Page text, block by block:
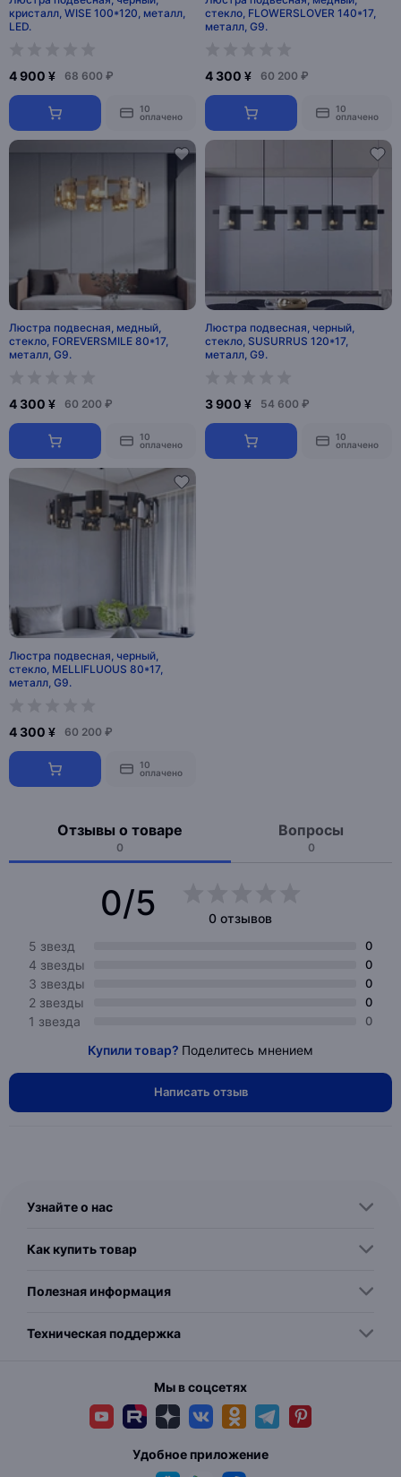
кристалл, WISE 100*120, металл,
LED.
4 900 ¥ 68 600 ₽
10
оплачено
стекло, FLOWERSLOVER 140*17,
металл, G9.
4 300 ¥ 60 200 ₽
10
оплачено
Люстра подвесная, медный,
стекло, FOREVERSMILE 80*17,
металл, G9.
4 300 ¥ 60 200 ₽
10
оплачено
Люстра подвесная, черный,
стекло, SUSURRUS 120*17,
металл, G9.
3 900 ¥ 54 600 ₽
10
оплачено
Люстра подвесная, черный,
стекло, MELLIFLUOUS 80*17,
металл, G9.
4 300 ¥ 60 200 ₽
10
оплачено
Отзывы о товаре
0
Вопросы
0
0/5
0 отзывов
5 звезд
0
4 звезды 0
3 звезды 0
2 звезды 0
1 звезда 0
Купили товар? Поделитесь мнением
Написать отзыв
Узнайте о нас
Как купить товар
Полезная информация
Техническая поддержка
Мы в соцсетях
Удобное приложение